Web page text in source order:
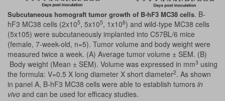
Subcutaneous homograft tumor growth of B-hF3 MC38 cells. B-
hF3 MC38 cells (2x105, 5x105, 1x106) and wild-type MC38 cells
(5x105) were subcutaneously implanted into C57BL/6 mice
(female, 7-week-old, n=5). Tumor volume and body weight were
measured twice a week. (A) Average tumor volume ± SEM. (B)
Body weight (Mean ± SEM). Volume was expressed in mm3 using
the formula: V=0.5 X long diameter X short diameter2. As shown
in panel A, B-hF3 MC38 cells were able to establish tumors in
vivo and can be used for efficacy studies.